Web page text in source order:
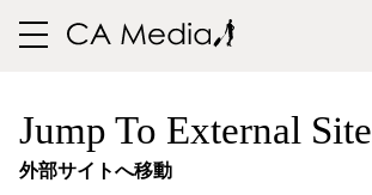
toggle
Jump To External Site
外部サイトへ移動